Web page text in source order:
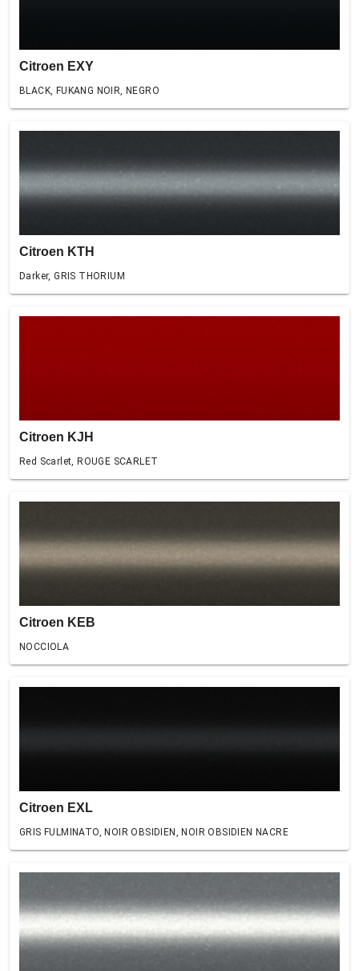
Citroen EXY
BLACK, FUKANG NOIR, NEGRO
Citroen KTH
Darker, GRIS THORIUM
Citroen KJH
Red Scarlet, ROUGE SCARLET
Citroen KEB
NOCCIOLA
Citroen EXL
GRIS FULMINATO, NOIR OBSIDIEN, NOIR OBSIDIEN NACRE